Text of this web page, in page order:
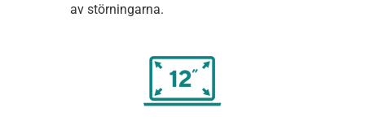
av störningarna.